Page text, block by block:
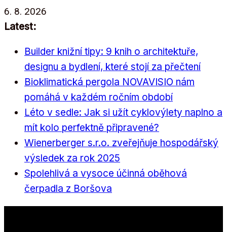
Přeskočit
na
6. 8. 2026
Latest:
Builder knižní tipy: 9 knih o architektuře,
designu a bydlení, které stojí za přečtení
Bioklimatická pergola NOVAVISIO nám
pomáhá v každém ročním období
Léto v sedle: Jak si užít cyklovýlety naplno a
mít kolo perfektně připravené?
Wienerberger s.r.o. zveřejňuje hospodářský
výsledek za rok 2025
Spolehlivá a vysoce účinná oběhová
čerpadla z Boršova